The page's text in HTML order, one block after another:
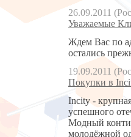
26.09.2011
Уважаемые
Ждем Вас по
остались
19.09.2011
Покупки в
Incity -
успешного
Модный
молодёжной